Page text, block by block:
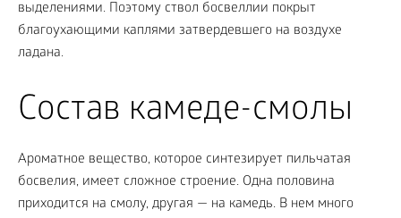
выделениями. Поэтому ствол босвеллии покрыт
благоухающими каплями затвердевшего на воздухе
ладана.
Состав камеде-смолы
Ароматное вещество, которое синтезирует пильчатая
босвелия, имеет сложное строение. Одна половина
приходится на смолу, другая — на камедь. В нем много